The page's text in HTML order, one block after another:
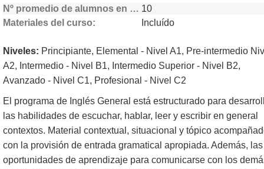
Nº promedio de alumnos en clase 10
Materiales del curso
Incluído
Niveles: Principiante, Elemental - Nivel A1, Pre-intermedio
A2, Intermedio - Nivel B1, Intermedio Superior - Nivel B2,
Avanzado - Nivel C1, Profesional - Nivel C2
El programa de Inglés General está estructurado para
las habilidades de escuchar, hablar, leer y escribir en general
contextos. Material contextual, situacional y tópico
con la provisión de entrada gramatical apropiada. Además, las
oportunidades de aprendizaje para comunicarse con los